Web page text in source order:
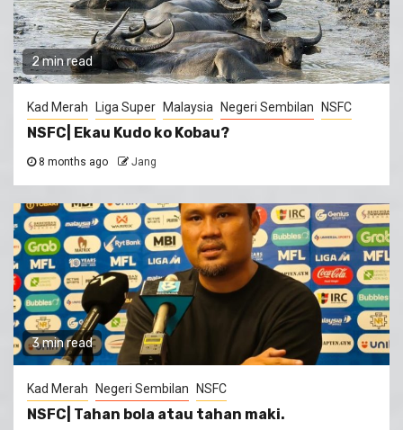
2 min read
Kad Merah Liga Super Malaysia Negeri Sembilan NSFC
NSFC| Ekau Kudo ko Kobau?
8 months ago Jang
3 min read
Kad Merah Negeri Sembilan NSFC
NSFC| Tahan bola atau tahan maki.